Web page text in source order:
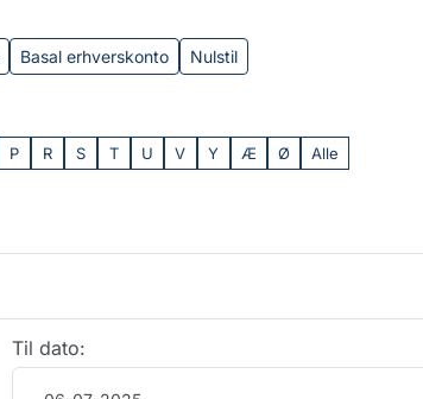
Basal erhverskonto Nulstil
P R S T U V Y Æ Ø Alle
Til dato: